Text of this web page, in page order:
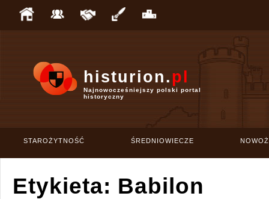
histurion.pl
Najnowocześniejszy polski portal
historyczny
STAROŻYTNOŚĆ ŚREDNIOWIECZE
Etykieta: Babilon